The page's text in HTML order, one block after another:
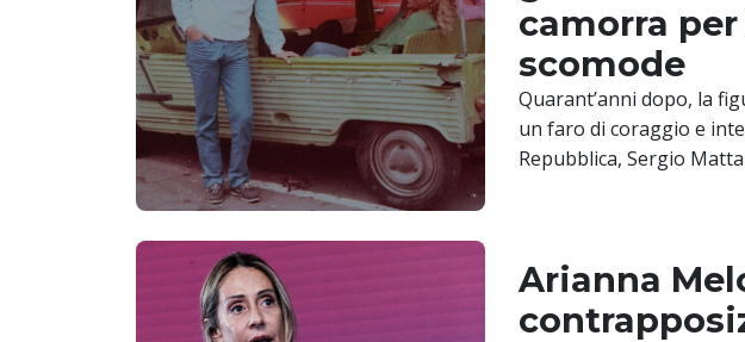
camorra
scomode
Quarant’anni dopo, la
un faro di coraggio e
Repubblica, Sergio
Arianna